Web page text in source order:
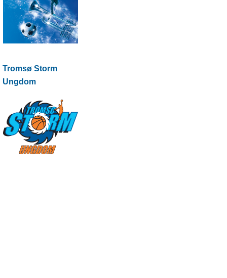
Tromsø Storm
Ungdom